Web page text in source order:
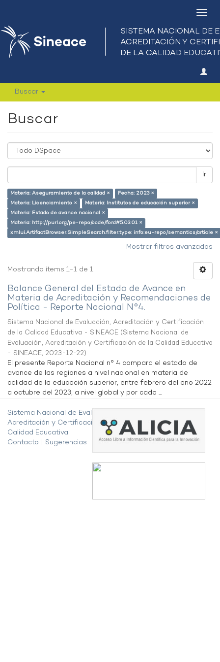
Buscar
Buscar
Ir
Materia: Aseguramiento de la calidad ×
Fecha: 2023 ×
Materia: Licenciamiento ×
Materia: Institutos de educación superior ×
Materia: Estado de avance nacional ×
Materia: http://purl.org/pe-repo/ocde/ford#5.03.01 ×
xmlui.ArtifactBrowser.SimpleSearch.filter.type: info:eu-repo/semantics/article ×
Mostrar filtros avanzados
Mostrando ítems 1-1 de 1
Balance General del Estado de Avance en
Materia de Acreditación y Recomendaciones de
Política - Reporte Nacional N°4.
Sistema Nacional de Evaluación, Acreditación y Certificación
de la Calidad Educativa - SINEACE (Sistema Nacional de
Evaluación, Acreditación y Certificación de la Calidad Educativa
- SINEACE, 2023-12-22)
El presente Reporte Nacional n° 4 compara el estado de
avance de las regiones a nivel nacional en materia de
calidad de la educación superior, entre febrero del año 2022
a octubre del 2023, a nivel global y por cada ...
Sistema Nacional de Evaluación,
Acreditación y Certificación de la
Calidad Educativa
Contacto
Sugerencias